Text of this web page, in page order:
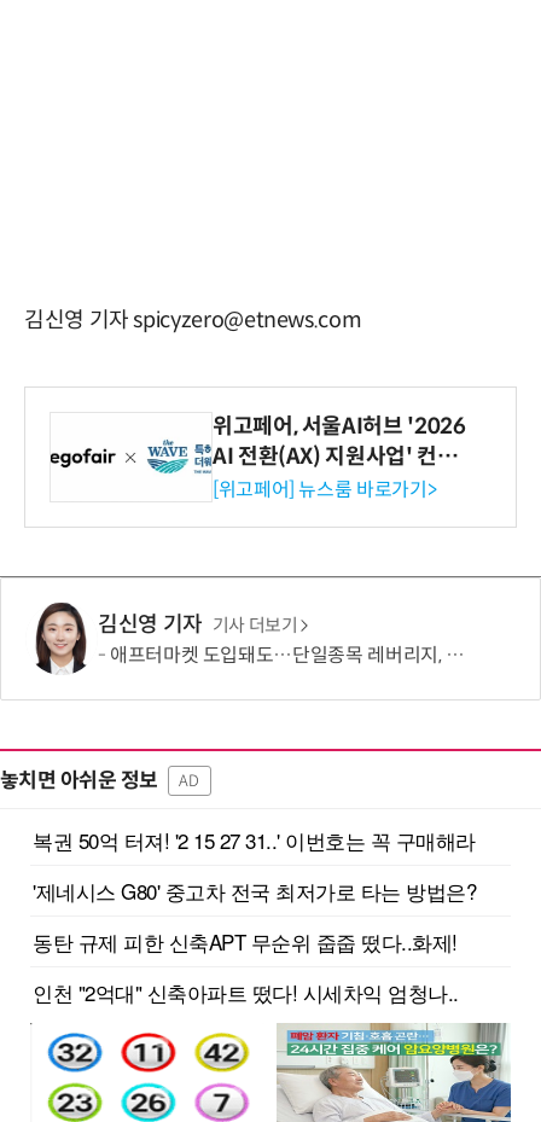
김신영 기자 spicyzero@etnews.com
위고페어, 서울AI허브 '2026
AI 전환(AX) 지원사업' 컨소
시엄 선정
[위고페어] 뉴스룸 바로가기>
김신영 기자 기사 더보기
애프터마켓 도입돼도…단일종목 레버리지, 거래 가능성 희박
놓치면 아쉬운 정보 AD